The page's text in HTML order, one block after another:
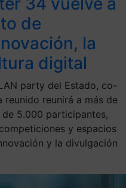
de
la
digital
party del Estado, co-
reunido reunirá a más de
5.000 participantes,
y espacios
y la divulgación